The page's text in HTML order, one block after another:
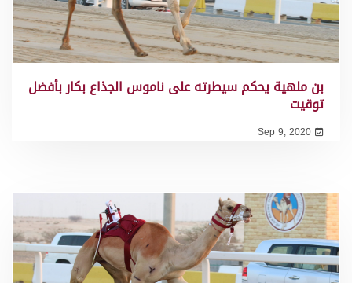
بن ملهية يحكم سيطرته على ناموس الجذاع بكار بأفضل
توقيت
Sep 9, 2020